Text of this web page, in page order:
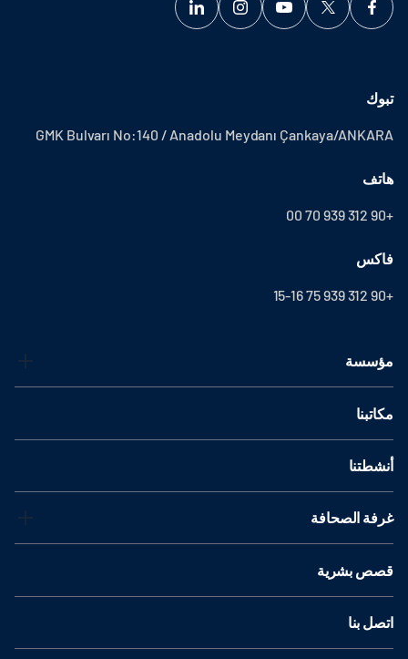
تبوك
GMK Bulvarı No:140 / Anadolu Meydanı Çankaya/ANKARA
هاتف
+90 312 939 70 00
فاكس
+90 312 939 75 15-16
مؤسسة
مكاتبنا
أنشطتنا
غرفة الصحافة
قصص بشرية
اتصل بنا